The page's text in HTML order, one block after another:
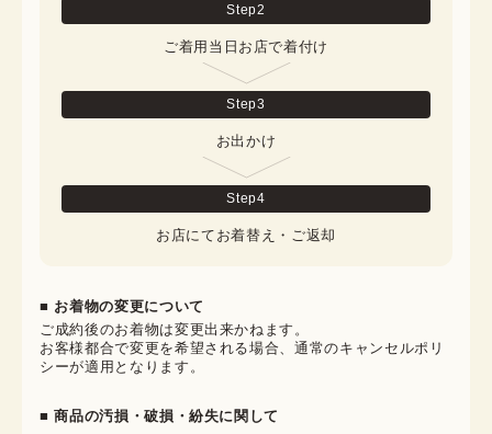
Step2
ご着用当日お店で着付け
Step3
お出かけ
Step4
お店にてお着替え・ご返却
■ お着物の変更について
ご成約後のお着物は変更出来かねます。
お客様都合で変更を希望される場合、通常のキャンセルポリ
シーが適用となります。
■ 商品の汚損・破損・紛失に関して